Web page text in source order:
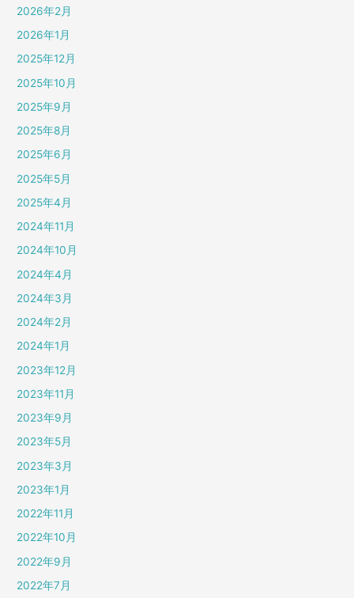
2026年2月
2026年1月
2025年12月
2025年10月
2025年9月
2025年8月
2025年6月
2025年5月
2025年4月
2024年11月
2024年10月
2024年4月
2024年3月
2024年2月
2024年1月
2023年12月
2023年11月
2023年9月
2023年5月
2023年3月
2023年1月
2022年11月
2022年10月
2022年9月
2022年7月